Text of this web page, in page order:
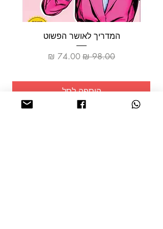
המדריך לאושר הפשוט
מחיר רגילמחיר מבצע
הוספה לסל